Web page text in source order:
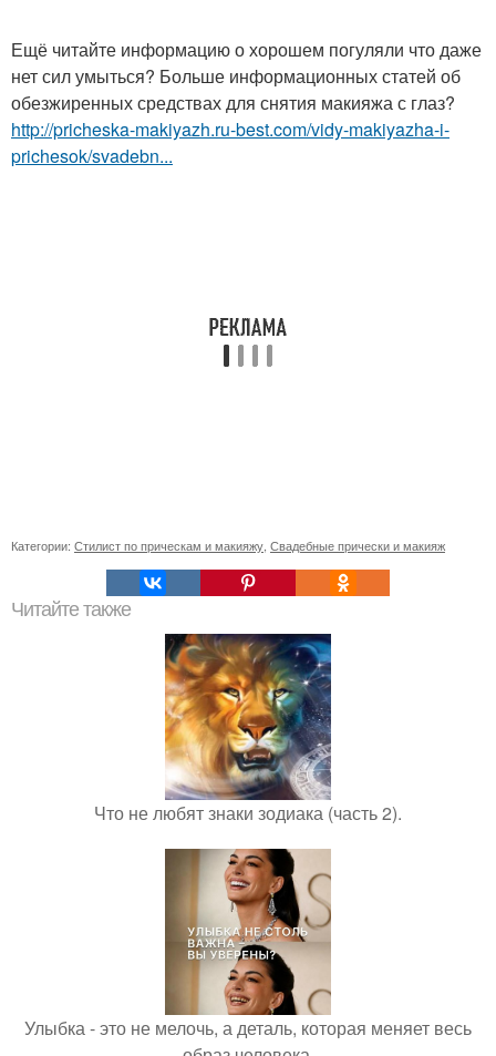
Ещё читайте информацию о хорошем погуляли что даже
нет сил умыться? Больше информационных статей об
обезжиренных средствах для снятия макияжа с глаз?
http://pricheska-makiyazh.ru-best.com/vidy-makiyazha-i-
prichesok/svadebn...
Категории: Стилист по прическам и макияжу, Свадебные прически и макияж
Читайте также
Что не любят знаки зодиака (часть 2).
Улыбка - это не мелочь, а деталь, которая меняет весь